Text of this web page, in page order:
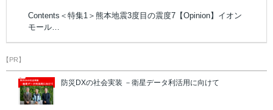
Contents＜特集1＞熊本地震3度目の震度7【Opinion】イオン
モール…
【PR】
防災DXの社会実装 －衛星データ利活用に向けて